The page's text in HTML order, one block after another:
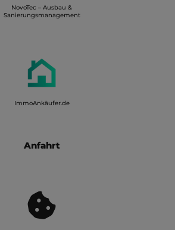
NovoTec – Ausbau &
Sanierungsmanagement
ImmoAnkäufer.de
Anfahrt